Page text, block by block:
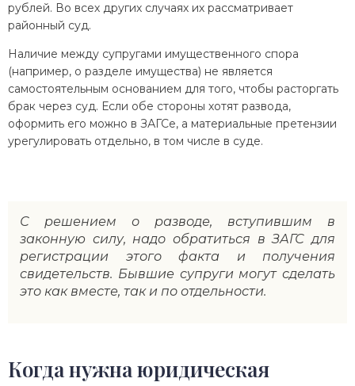
рублей. Во всех других случаях их рассматривает
районный суд.
Наличие между супругами имущественного спора
(например, о разделе имущества) не является
самостоятельным основанием для того, чтобы расторгать
брак через суд. Если обе стороны хотят развода,
оформить его можно в ЗАГСе, а материальные претензии
урегулировать отдельно, в том числе в суде.
С решением о разводе, вступившим в
законную силу, надо обратиться в ЗАГС для
регистрации этого факта и получения
свидетельств. Бывшие супруги могут сделать
это как вместе, так и по отдельности.
Когда нужна юридическая